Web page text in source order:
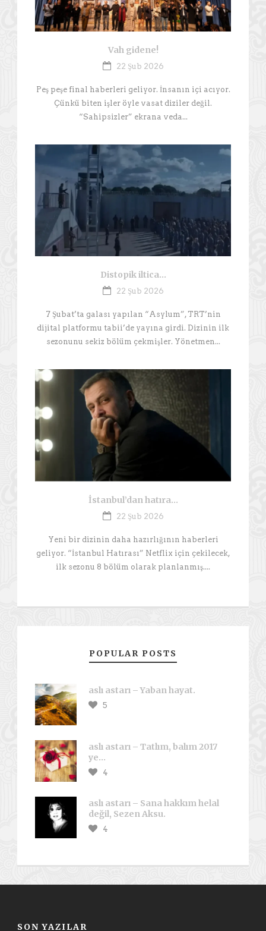
Vah gidene!
22 Şub 2026
Peş peşe final haberleri geliyor. İnsanın içi acıyor.
Çünkü biten işler öyle vasat diziler değil.
“Sahipsizler” ekrana veda...
Distopik iltica…
22 Şub 2026
7 Şubat’ta galası yapılan “Asylum”, TRT’nin
dijital platformu tabii’de yayına girdi. Dizinin ilk
sezonunu sekiz bölüm çekmişler. Yönetmen...
İstanbul’dan hatıra…
22 Şub 2026
Yeni bir dizinin daha hazırlığının haberleri
geliyor. “İstanbul Hatırası” Netflix için çekilecek,
ilk sezonu 8 bölüm olarak planlanmış....
POPULAR POSTS
aslı astarı – Yaban hayat.
5
aslı astarı – Tatlım, balım 2017
ye…
4
aslı astarı – Sana hakkım helal
değil, Sezen Aksu.
4
SON YAZILAR